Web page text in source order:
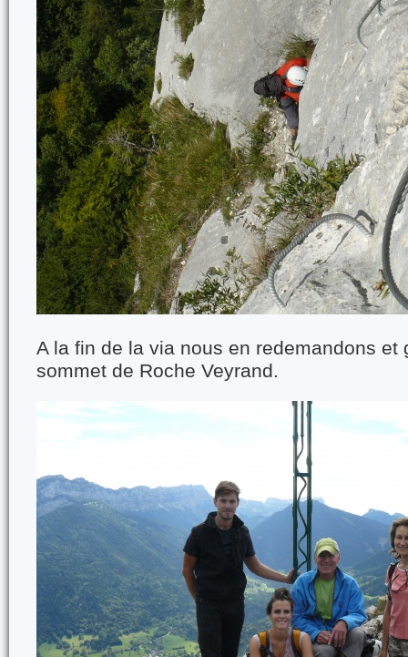
A la fin de la via nous en redemandons et
sommet de Roche Veyrand.